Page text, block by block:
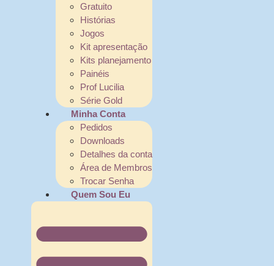
Gratuito
Histórias
Jogos
Kit apresentação
Kits planejamento
Painéis
Prof Lucilia
Série Gold
Minha Conta
Pedidos
Downloads
Detalhes da conta
Área de Membros
Trocar Senha
Quem Sou Eu